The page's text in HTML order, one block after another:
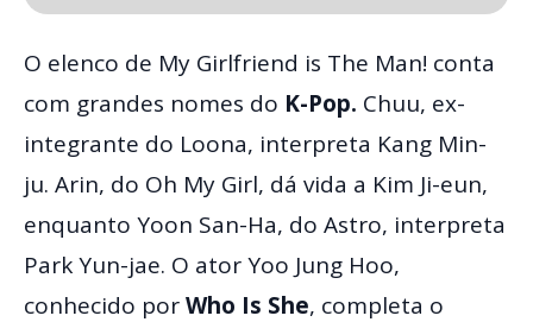
O elenco de My Girlfriend is The Man! conta
com grandes nomes do K-Pop. Chuu, ex-
integrante do Loona, interpreta Kang Min-
ju. Arin, do Oh My Girl, dá vida a Kim Ji-eun,
enquanto Yoon San-Ha, do Astro, interpreta
Park Yun-jae. O ator Yoo Jung Hoo,
conhecido porWho Is She, completa o